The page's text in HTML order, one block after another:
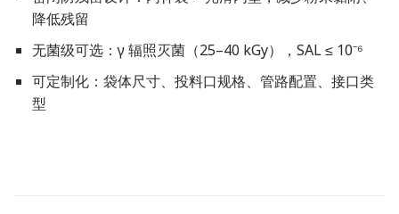
降低残留
无菌级可选：γ 辐照灭菌（25–40 kGy），SAL ≤ 10⁻⁶
可定制化：袋体尺寸、投料口规格、管路配置、接口类
型